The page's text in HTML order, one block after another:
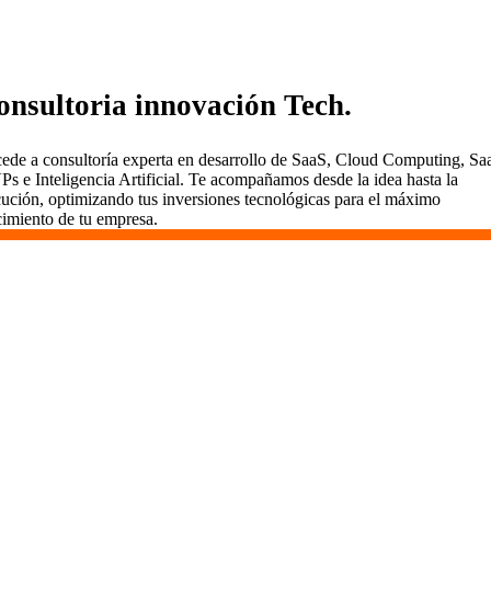
innovación Tech.
a consultoría experta en desarrollo de SaaS, Cloud Computing,
e Inteligencia Artificial. Te acompañamos desde la idea hasta la
optimizando tus inversiones tecnológicas para el máximo
de tu empresa.